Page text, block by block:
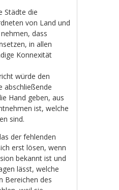
Städte die
von Land und
dass
in allen
Konnexität
würde den
abschließende
Hand geben, aus
ist, welche
sind.
der fehlenden
erst lösen, wenn
bekannt ist und
lässt, welche
Bereichen des